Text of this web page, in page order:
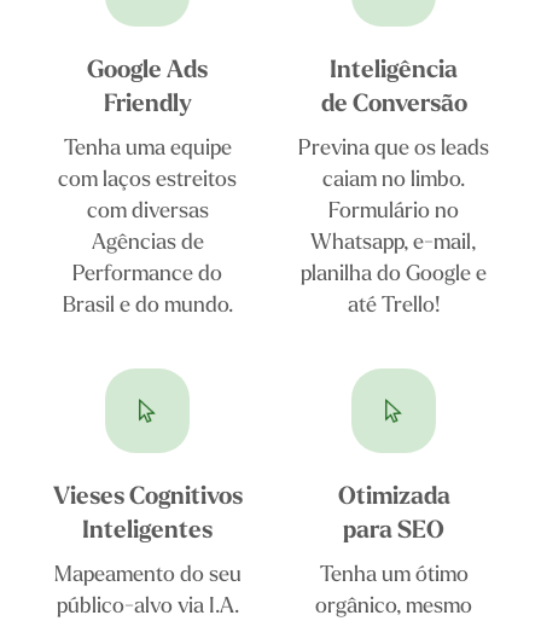
Google Ads
Friendly
Tenha uma equipe
com laços estreitos
com diversas
Agências de
Performance do
Brasil e do mundo.
Inteligência
de Conversão
Previna que os leads
caiam no limbo.
Formulário no
Whatsapp, e-mail,
planilha do Google e
até Trello!
Vieses Cognitivos
Inteligentes
Mapeamento do seu
público-alvo via I.A.
Otimizada
para SEO
Tenha um ótimo
orgânico, mesmo